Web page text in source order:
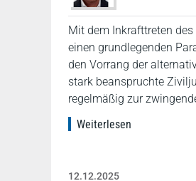
Mit dem Inkrafttreten
einen grundlegenden
den Vorrang der
stark beanspruchte
regelmäßig zur
Weiterlesen
12.12.2025